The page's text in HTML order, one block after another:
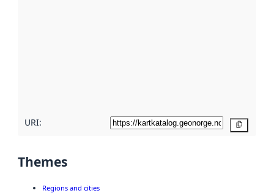
URI:
Themes
Regions and cities